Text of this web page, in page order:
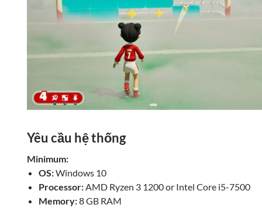
Yêu cầu hệ thống
Minimum:
OS:Windows 10
Processor: AMD Ryzen 3 1200 or Intel Core i5-7500
Memory:8 GB RAM